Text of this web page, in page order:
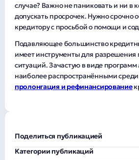
случае? Важно не паниковать и ни в
допускать просрочек. Нужно срочно
кредитору с просьбой о помощи и
Подавляющее большинство
имеет инструменты для
ситуаций. Зачастую в виде программ
наиболее распространёнными
пролонгация и рефинансирование
Поделиться публикацией
Категории публикаций